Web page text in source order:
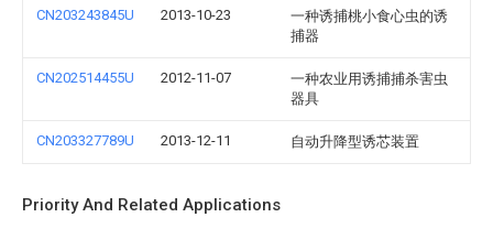
CN203243845U 2013-10-23
一种诱捕桃小食心虫的诱
捕器
CN202514455U 2012-11-07
一种农业用诱捕捕杀害虫
器具
CN203327789U 2013-12-11 自动升降型诱芯装置
Priority And Related Applications